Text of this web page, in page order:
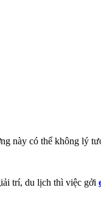
này có thể không lý
trí, du lịch thì việc gởi